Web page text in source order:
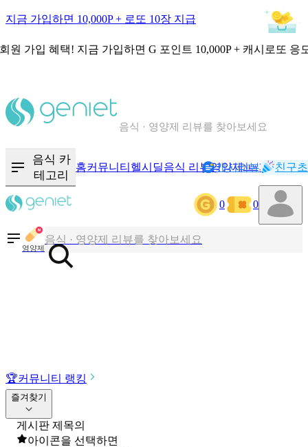
지금 가입하면 10,000P + 로또 10장 지급
원 가입 혜택! 지금 가입하면 G 포인트 10,000P + 캐시로또 응
음식 · 영양제 리뷰를 찾아보세요
음식 카
테고리
홈커뮤니티 헬시딜음식 리뷰영양제NEW기록
캐시리뷰 친구
0 0
영양제
칼로리와 영양성분을 검색해보세요
혈당 · 다이어트 음식 검색해보세요
음식 · 영양제 리뷰를 찾아보세요
🏆커뮤니티 랭킹
즐겨찾기
게시판 제목의
아이콘을 선택하면